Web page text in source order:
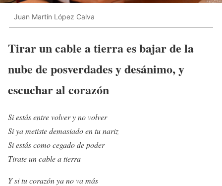
Juan Martín López Calva
Tirar un cable a tierra es bajar de la
nube de posverdades y desánimo, y
escuchar al corazón
Si estás entre volver y no volver
Si ya metiste demasiado en tu nariz
Si estás como cegado de poder
Tirate un cable a tierra
Y si tu corazón ya no va más